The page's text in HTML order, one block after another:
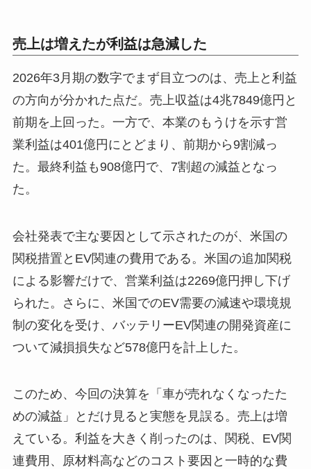
売上は増えたが利益は急減した
2026年3月期の数字でまず目立つのは、売上と利益
の方向が分かれた点だ。売上収益は4兆7849億円と
前期を上回った。一方で、本業のもうけを示す営
業利益は401億円にとどまり、前期から9割減っ
た。最終利益も908億円で、7割超の減益となっ
た。
会社発表で主な要因として示されたのが、米国の
関税措置とEV関連の費用である。米国の追加関税
による影響だけで、営業利益は2269億円押し下げ
られた。さらに、米国でのEV需要の減速や環境規
制の変化を受け、バッテリーEV関連の開発資産に
ついて減損損失など578億円を計上した。
このため、今回の決算を「車が売れなくなったた
めの減益」とだけ見ると実態を見誤る。売上は増
えている。利益を大きく削ったのは、関税、EV関
連費用、原材料高などのコスト要因と一時的な費